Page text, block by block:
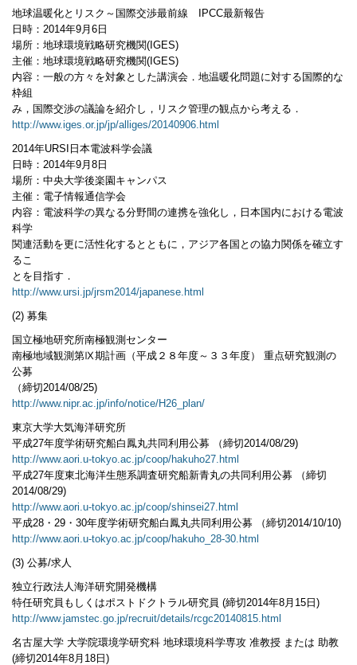
地球温暖化とリスク～国際交渉最前線 IPCC最新報告
日時：2014年9月6日
場所：地球環境戦略研究機関(IGES)
主催：地球環境戦略研究機関(IGES)
内容：一般の方々を対象とした講演会．地温暖化問題に対する国際的な
枠組
み，国際交渉の議論を紹介し，リスク管理の観点から考える．
http://www.iges.or.jp/jp/alliges/20140906.html
2014年URSI日本電波科学会議
日時：2014年9月8日
場所：中央大学後楽園キャンパス
主催：電子情報通信学会
内容：電波科学の異なる分野間の連携を強化し，日本国内における電波
科学
関連活動を更に活性化するとともに，アジア各国との協力関係を確立す
るこ
とを目指す．
http://www.ursi.jp/jrsm2014/japanese.html
(2) 募集
国立極地研究所南極観測センター
南極地域観測第Ⅸ期計画（平成２８年度～３３年度） 重点研究観測の
公募
（締切2014/08/25)
http://www.nipr.ac.jp/info/notice/H26_plan/
東京大学大気海洋研究所
平成27年度学術研究船白鳳丸共同利用公募 （締切2014/08/29)
http://www.aori.u-tokyo.ac.jp/coop/hakuho27.html
平成27年度東北海洋生態系調査研究船新青丸の共同利用公募 （締切
2014/08/29)
http://www.aori.u-tokyo.ac.jp/coop/shinsei27.html
平成28・29・30年度学術研究船白鳳丸共同利用公募 （締切2014/10/10)
http://www.aori.u-tokyo.ac.jp/coop/hakuho_28-30.html
(3) 公募/求人
独立行政法人海洋研究開発機構
特任研究員もしくはポストドクトラル研究員 (締切2014年8月15日)
http://www.jamstec.go.jp/recruit/details/rcgc20140815.html
名古屋大学 大学院環境学研究科 地球環境科学専攻 准教授 または 助教
(締切2014年8月18日)